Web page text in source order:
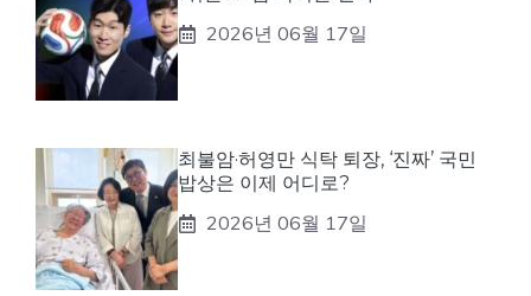
2026년 06월 17일
최불암·허영만 식탁 퇴장, ‘진짜’ 국민
밥상은 이제 어디로?
2026년 06월 17일